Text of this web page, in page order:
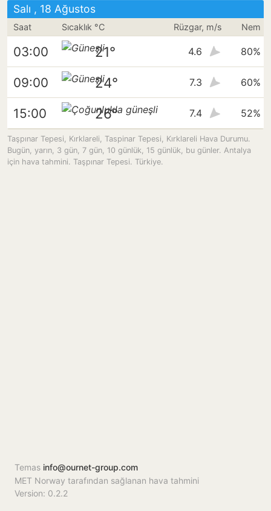
Salı , 18 Ağustos
Saat Sıcaklık °C Rüzgar, m/s Nem
03:00 21° 4.6 80%
09:00 24° 7.3 60%
15:00 26° 7.4 52%
Taşpınar Tepesi, Kırklareli, Taspinar Tepesi, Kırklareli Hava Durumu.
Bugün, yarın, 3 gün, 7 gün, 10 günlük, 15 günlük, bu günler. Antalya
için hava tahmini. Taşpınar Tepesi. Türkiye.
Temas info@ournet-group.com
MET Norway tarafından sağlanan hava tahmini
Version: 0.2.2